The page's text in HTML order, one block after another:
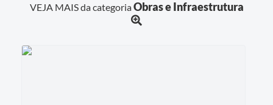
VEJA MAIS da categoriaObras e Infraestrutura